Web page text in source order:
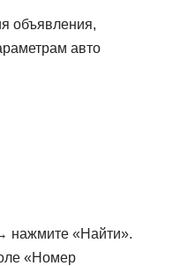
объявления,
авто
нажмите «Найти».
«Номер